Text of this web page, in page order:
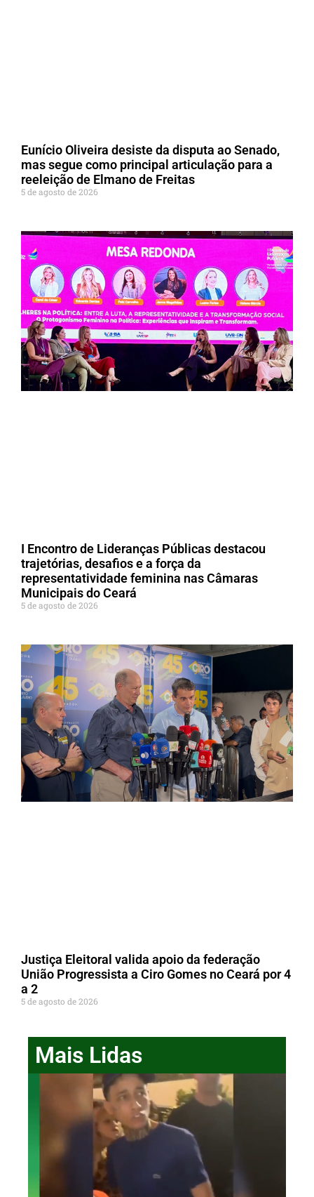
Eunício Oliveira desiste da disputa ao Senado,
mas segue como principal articulação para a
reeleição de Elmano de Freitas
5 de agosto de 2026
I Encontro de Lideranças Públicas destacou
trajetórias, desafios e a força da
representatividade feminina nas Câmaras
Municipais do Ceará
5 de agosto de 2026
Justiça Eleitoral valida apoio da federação
União Progressista a Ciro Gomes no Ceará por 4
a 2
5 de agosto de 2026
Mais Lidas